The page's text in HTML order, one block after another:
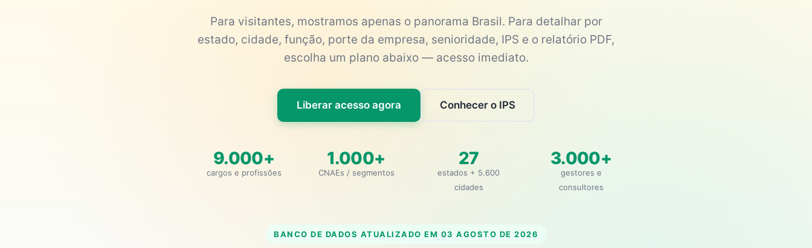
Para visitantes, mostramos apenas o panorama Brasil. Para detalhar por
estado, cidade, função, porte da empresa, senioridade, IPS e o relatório PDF,
escolha um plano abaixo — acesso imediato.
Liberar acesso agora Conhecer o IPS
9.000+
cargos e profissões
1.000+
CNAEs / segmentos
27
estados + 5.600
cidades
3.000+
gestores e
consultores
BANCO DE DADOS ATUALIZADO EM 03 AGOSTO DE 2026